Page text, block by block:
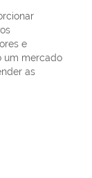
e
um mercado
as